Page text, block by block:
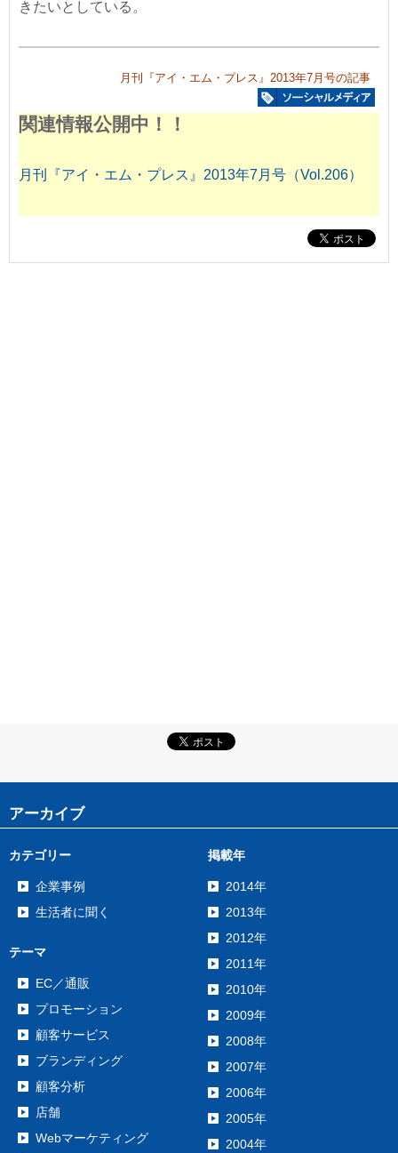
きたいとしている。
月刊『アイ・エム・プレス』2013年7月号の記事
関連情報公開中！！
月刊『アイ・エム・プレス』2013年7月号（Vol.206）
アーカイブ
カテゴリー
企業事例
生活者に聞く
テーマ
EC／通販
プロモーション
顧客サービス
ブランディング
顧客分析
店舗
Webマーケティング
掲載年
2014年
2013年
2012年
2011年
2010年
2009年
2008年
2007年
2006年
2005年
2004年